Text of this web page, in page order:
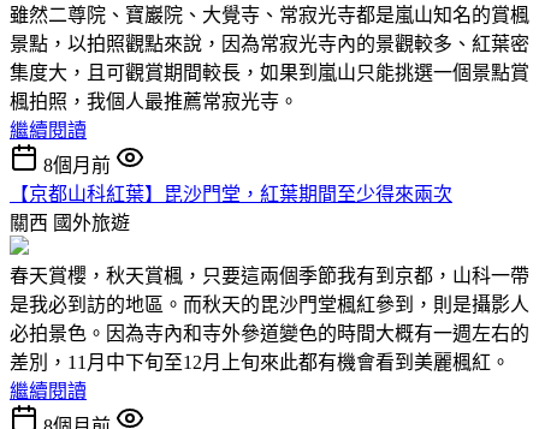
雖然二尊院、寶巖院、大覺寺、常寂光寺都是嵐山知名的賞楓
景點，以拍照觀點來說，因為常寂光寺內的景觀較多、紅葉密
集度大，且可觀賞期間較長，如果到嵐山只能挑選一個景點賞
楓拍照，我個人最推薦常寂光寺。
繼續閱讀
8個月前
【京都山科紅葉】毘沙門堂，紅葉期間至少得來兩次
關西 國外旅遊
春天賞櫻，秋天賞楓，只要這兩個季節我有到京都，山科一帶
是我必到訪的地區。而秋天的毘沙門堂楓紅參到，則是攝影人
必拍景色。因為寺內和寺外參道變色的時間大概有一週左右的
差別，11月中下旬至12月上旬來此都有機會看到美麗楓紅。
繼續閱讀